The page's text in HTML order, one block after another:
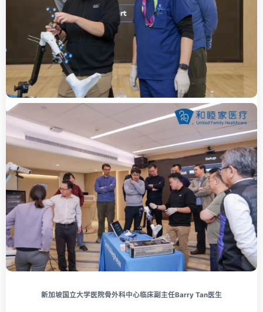
新加坡国立大学医院骨外科中心临床副主任Barry Tan医生